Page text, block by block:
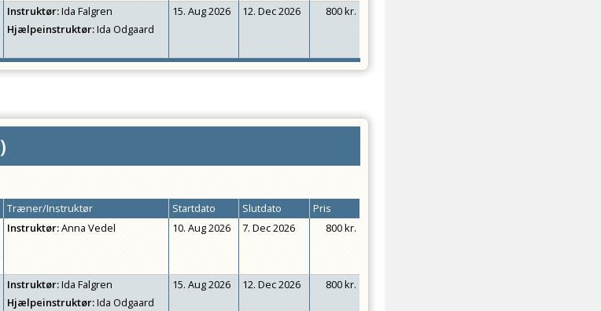
Instruktør:Ida Falgren
Hjælpeinstruktør:Ida Odgaard
15. Aug 2026 12. Dec 2026 800 kr.
)
Træner/Instruktør Startdato Slutdato
Pris
Instruktør:Anna Vedel 10. Aug 2026 7. Dec 2026 800 kr.
Instruktør:Ida Falgren
Hjælpeinstruktør:Ida Odgaard
15. Aug 2026 12. Dec 2026 800 kr.